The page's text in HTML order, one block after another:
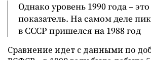
Однако уровень 1990 года –
показатель. На самом деле
в СССР пришелся на 1988 год
Сравнение идет с данными по